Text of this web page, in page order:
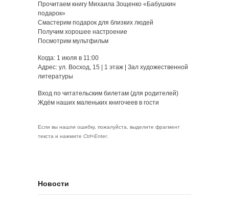
Прочитаем книгу Михаила Зощенко «Бабушкин
подарок»
Смастерим подарок для близких людей
Получим хорошее настроение
Посмотрим мультфильм
Когда: 1 июля в 11:00
Адрес: ул. Восход, 15 | 1 этаж | Зал художественной
литературы
Вход по читательским билетам (для родителей)
Ждём наших маленьких книгочеев в гости
Если вы нашли ошибку, пожалуйста, выделите фрагмент
текста и нажмите Ctrl+Enter.
Новости